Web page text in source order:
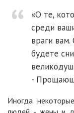
«О те,
среди
враги
будете
-
Иногда